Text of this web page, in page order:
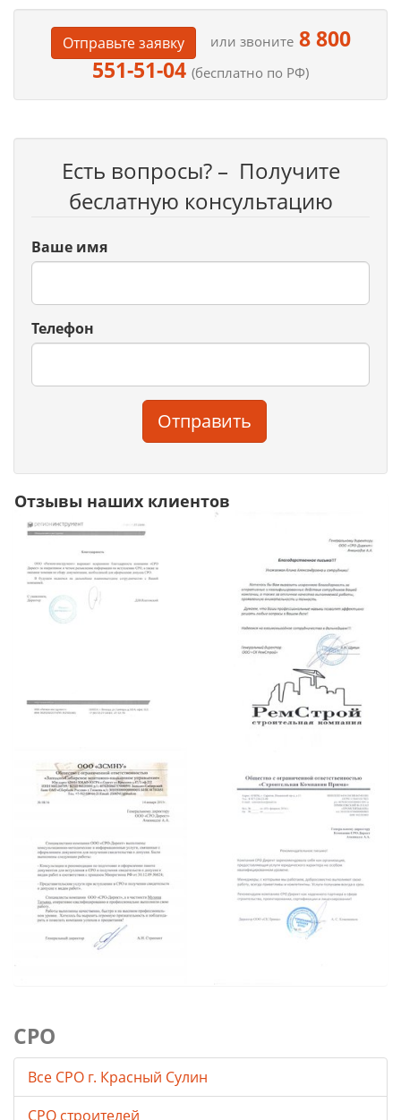
Отправьте заявку или звоните8 800
551-51-04 (бесплатно по РФ)
Есть вопросы? – Получите
беслатную консультацию
Ваше имя
Телефон
Отправить
Отзывы наших клиентов
СРО
Все СРО г. Красный Сулин
СРО строителей